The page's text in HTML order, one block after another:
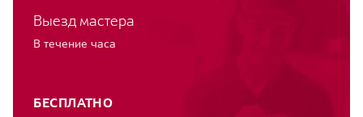
Выезд мастера
В течение часа
БЕСПЛАТНО